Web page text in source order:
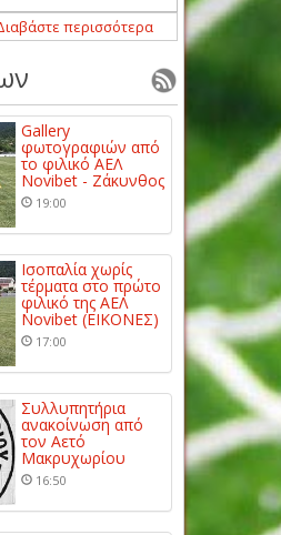
- Η ΠΑΕ ΑΕΛ Novibet ανακοινώνει
περισσότερα
Gallery
φωτογραφιών από
το φιλικό ΑΕΛ
Novibet - Ζάκυνθος
19:00
Ισοπαλία χωρίς
τέρματα στο πρώτο
φιλικό της ΑΕΛ
Novibet (ΕΙΚΟΝΕΣ)
17:00
Συλλυπητήρια
ανακοίνωση από
τον Αετό
Μακρυχωρίου
16:50